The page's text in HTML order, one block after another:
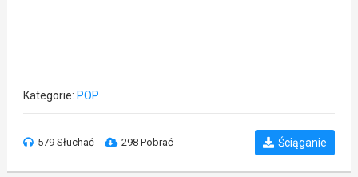
Kategorie: POP
579 Słuchać 298 Pobrać Ściąganie